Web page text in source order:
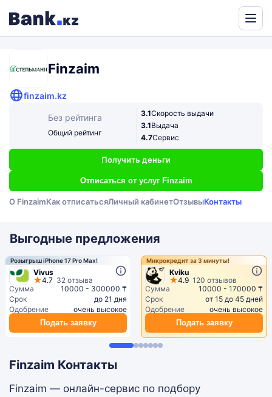
Finzaim
finzaim.kz
Без рейтинга
Общий рейтинг
3.1Скорость выдачи
3.1Выдача
4.7Сервис
Получить деньги
Отписаться от услуг Finzaim
О FinzaimКак отписатьсяЛичный кабинетОтзывыКонтакты
Выгодные предложения
Розыгрыш iPhone 17 Pro Max!
Vivus
4.7 32 отзыва
Сумма
10000 - 300000 ₸
Срок
до 21 дня
Одобрение
очень высокое
Подать заявку
Микрокредит за 3 минуты!
Kviku
4.9 120 отзывов
Сумма
10000 - 170000 ₸
Срок
от 15 до 45 дней
Одобрение
очень высокое
Подать заявку
Finzaim Контакты
Finzaim — онлайн-сервис по подбору